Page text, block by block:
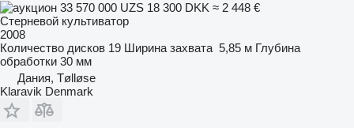
33 570 000 UZS 18 300 DKK ≈ 2 448 €
Стерневой культиватор
2008
Количество дисков 19 Ширина захвата 5,85 м Глубина
обработки 30 мм
Дания, Tølløse
Klaravik Denmark